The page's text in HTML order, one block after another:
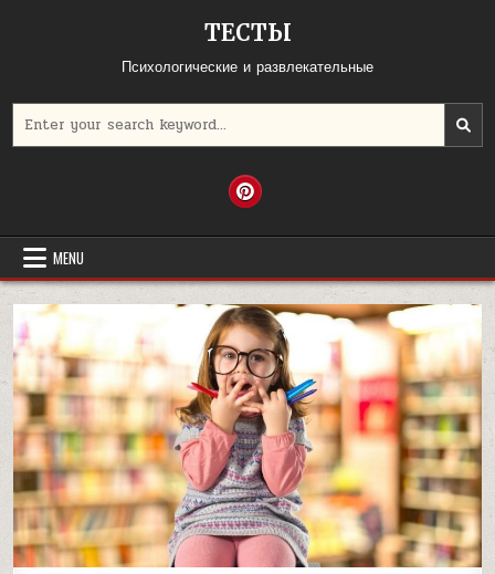
ТЕСТЫ
Психологические и развлекательные
for:
MENU